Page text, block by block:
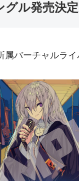
グル発売決定
属バーチャルラ